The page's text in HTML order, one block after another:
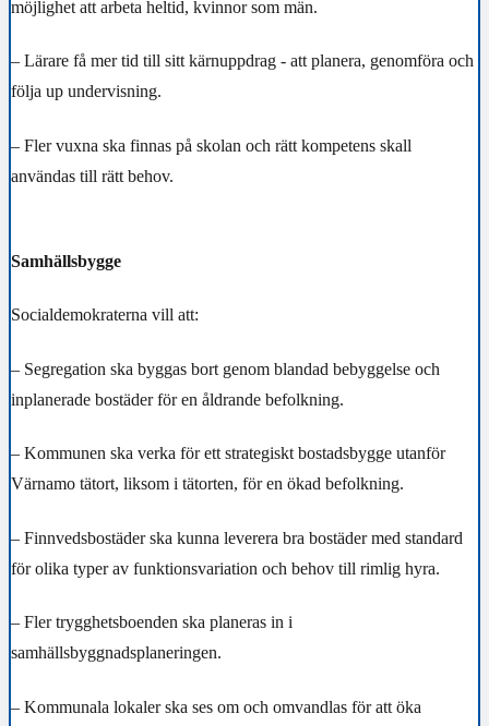
möjlighet att arbeta heltid, kvinnor som män.
– Lärare få mer tid till sitt kärnuppdrag - att planera, genomföra och
följa up undervisning.
– Fler vuxna ska finnas på skolan och rätt kompetens skall
användas till rätt behov.
Samhällsbygge
Socialdemokraterna vill att:
– Segregation ska byggas bort genom blandad bebyggelse och
inplanerade bostäder för en åldrande befolkning.
– Kommunen ska verka för ett strategiskt bostadsbygge utanför
Värnamo tätort, liksom i tätorten, för en ökad befolkning.
– Finnvedsbostäder ska kunna leverera bra bostäder med standard
för olika typer av funktionsvariation och behov till rimlig hyra.
– Fler trygghetsboenden ska planeras in i
samhällsbyggnadsplaneringen.
– Kommunala lokaler ska ses om och omvandlas för att öka